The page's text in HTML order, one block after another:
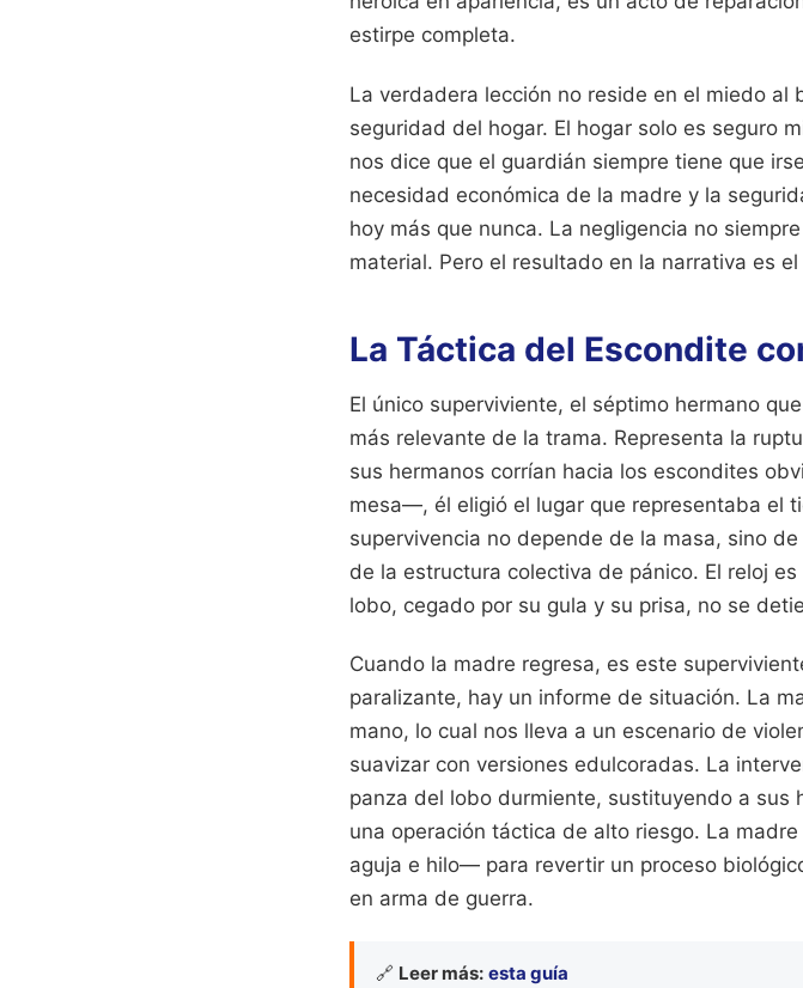
estirpe completa.
La verdadera lección no reside en el miedo
seguridad del hogar. El hogar solo es seguro
nos dice que el guardián siempre tiene que
necesidad económica de la madre y la
hoy más que nunca. La negligencia no
material. Pero el resultado en la narrativa es
La Táctica del Escondite
El único superviviente, el séptimo hermano
más relevante de la trama. Representa la
sus hermanos corrían hacia los escondites
mesa—, él eligió el lugar que representaba el
supervivencia no depende de la masa, sino
de la estructura colectiva de pánico. El reloj
lobo, cegado por su gula y su prisa, no se
Cuando la madre regresa, es este
paralizante, hay un informe de situación. La
mano, lo cual nos lleva a un escenario de
suavizar con versiones edulcoradas. La
panza del lobo durmiente, sustituyendo a sus
una operación táctica de alto riesgo. La
aguja e hilo— para revertir un proceso
en arma de guerra.
🔗 Leer más: esta guía